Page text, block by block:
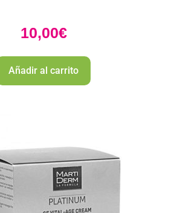
10,00€
Añadir al carrito